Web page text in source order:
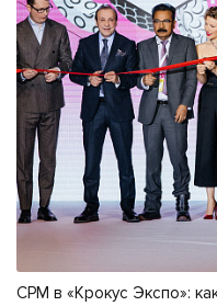
CPM в «Крокус Экспо»: